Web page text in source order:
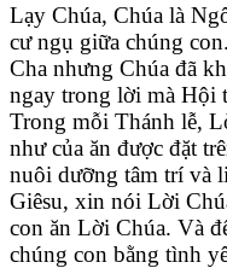
Lạy Chúa, Chúa là
cư ngụ giữa chúng
Cha nhưng Chúa đã
ngay trong lời mà Hội
Trong mỗi Thánh lễ,
như của ăn được đặt
nuôi dưỡng tâm trí và
Giêsu, xin nói Lời
con ăn Lời Chúa. Và
chúng con bằng tình